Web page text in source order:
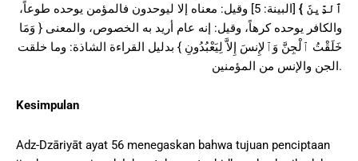
ٱلدِّينَ }
[البينة: 5] وقيل: معناه إلا ليوحدون فالمؤمن يوحده طوعاً،
والكافر يوحده كرهاً، وقيل: إنه عام أريد به الخصوص، والمعنى { وَمَا
خَلَقْتُ ٱلْجِنَّ وَٱلإِنسَ إِلاَّ لِيَعْبُدُونِ } بدليل القراءة الشاذة: وما خلقت
الجن والإنس من المؤمنين.
Kesimpulan
Adz-Dzāriyāt ayat 56 menegaskan bahwa tujuan penciptaan